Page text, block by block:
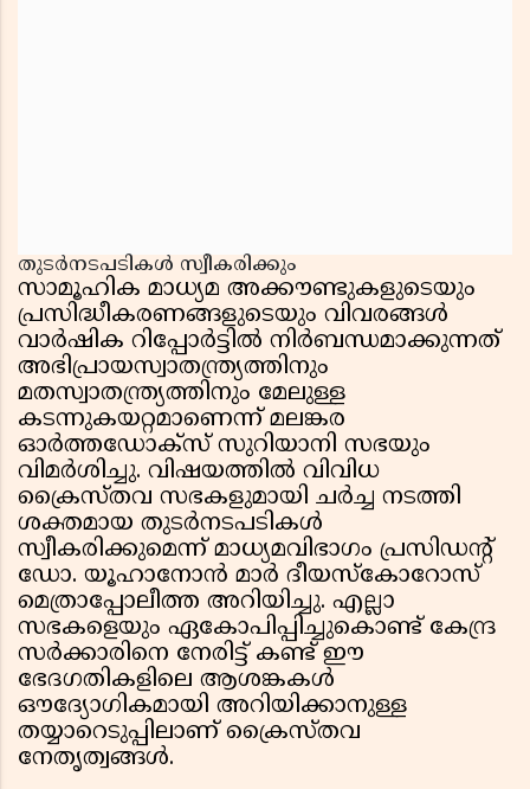
തുടർനടപടികൾ സ്വീകരിക്കും
സാമൂഹിക മാധ്യമ അക്കൗണ്ടുകളുടെയും
പ്രസിദ്ധീകരണങ്ങളുടെയും വിവരങ്ങൾ
വാർഷിക റിപ്പോർട്ടിൽ നിർബന്ധമാക്കുന്നത്
അഭിപ്രായസ്വാതന്ത്ര്യത്തിനും
മതസ്വാതന്ത്ര്യത്തിനും മേലുള്ള
കടന്നുകയറ്റമാണെന്ന് മലങ്കര
ഓർത്തഡോക്സ് സുറിയാനി സഭയും
വിമർശിച്ചു. വിഷയത്തിൽ വിവിധ
ക്രൈസ്തവ സഭകളുമായി ചർച്ച നടത്തി
ശക്തമായ തുടർനടപടികൾ
സ്വീകരിക്കുമെന്ന് മാധ്യമവിഭാഗം പ്രസിഡൻ്റ്
ഡോ. യൂഹാനോൻ മാർ ദീയസ്കോറോസ്
മെത്രാപ്പോലീത്ത അറിയിച്ചു. എല്ലാ
സഭകളെയും ഏകോപിപ്പിച്ചുകൊണ്ട് കേന്ദ്ര
സർക്കാരിനെ നേരിട്ട് കണ്ട് ഈ
ഭേദഗതികളിലെ ആശങ്കകൾ
ഔദ്യോഗികമായി അറിയിക്കാനുള്ള
തയ്യാറെടുപ്പിലാണ് ക്രൈസ്തവ
നേതൃത്വങ്ങൾ.